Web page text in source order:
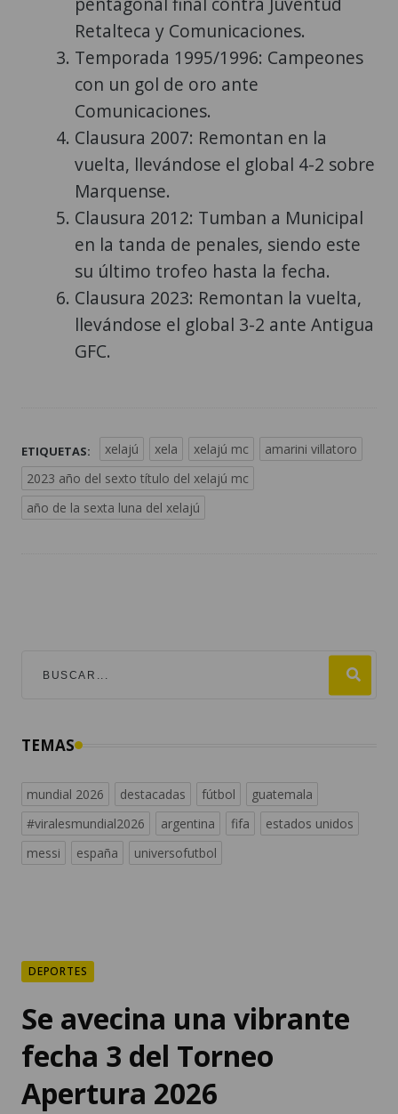
Retalteca y Comunicaciones.
Temporada 1995/1996: Campeones
con un gol de oro ante
Comunicaciones.
Clausura 2007: Remontan en la
vuelta, llevándose el global 4-2 sobre
Marquense.
Clausura 2012: Tumban a Municipal
en la tanda de penales, siendo este
su último trofeo hasta la fecha.
Clausura 2023: Remontan la vuelta,
llevándose el global 3-2 ante Antigua
GFC.
ETIQUETAS: xelajú xela xelajú mc
amarini villatoro
2023 año del sexto título del xelajú mc
año de la sexta luna del xelajú
TEMAS
mundial 2026 destacadas fútbol
guatemala
#viralesmundial2026
argentina fifa
estados unidos
messi
españa universofutbol
DEPORTES
Se avecina una vibrante
fecha 3 del Torneo
Apertura 2026